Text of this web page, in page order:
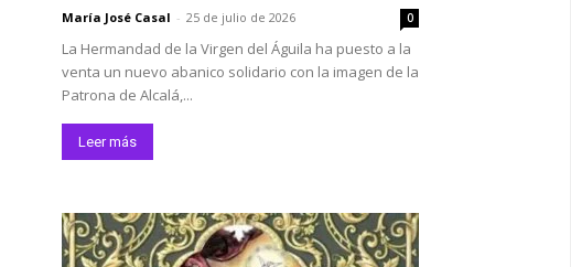
María José Casal - 25 de julio de 2026 0
La Hermandad de la Virgen del Águila ha puesto a la
venta un nuevo abanico solidario con la imagen de la
Patrona de Alcalá,...
Leer más